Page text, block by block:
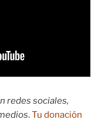
redes sociales,
.Tu donación